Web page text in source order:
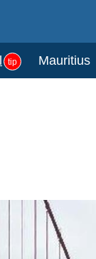
tip Mauritius